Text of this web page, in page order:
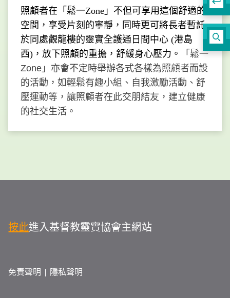
照顧者在「鬆一Zone」不但可享用這個舒適的
空間，享受片刻的寧靜，同時更可將長者暫託
於同處觀龍樓的靈實全護通日間中心 (港島
西)，放下照顧的重擔，舒緩身心壓力。
「鬆一
Zone」亦會不定時舉辦各式各樣為照顧者而設
的活動，如輕鬆有趣小組、自我激勵活動、舒
壓運動等，讓照顧者在此交朋結友，建立健康
的社交生活 。
按此進入基督教靈實協會主網站
免責聲明 隱私聲明